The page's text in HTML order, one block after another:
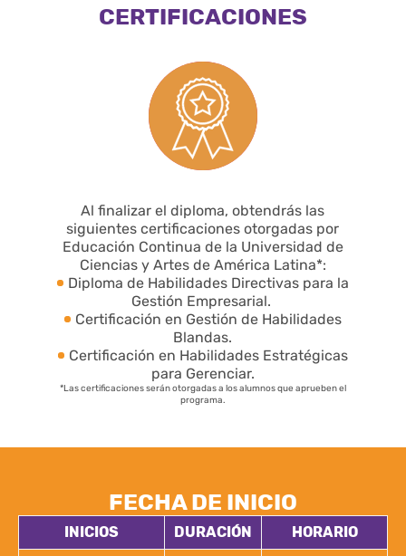
CERTIFICACIONES
Al finalizar el diploma, obtendrás las
siguientes certificaciones otorgadas por
Educación Continua de la Universidad de
Ciencias y Artes de América Latina*:
Diploma de Habilidades Directivas para la
Gestión Empresarial.
Certificación en Gestión de Habilidades
Blandas.
Certificación en Habilidades Estratégicas
para Gerenciar.
*Las certificaciones serán otorgadas a los alumnos que aprueben el
programa.
FECHA DE INICIO
INICIOS DURACIÓN HORARIO